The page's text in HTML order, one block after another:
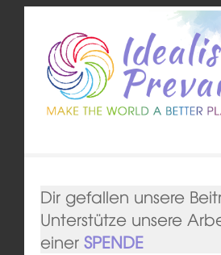
Dir gefallen unsere
Unterstütze unsere
einer SPENDE